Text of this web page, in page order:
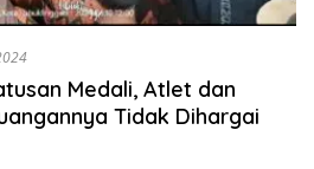
Medali, Atlet dan
Tidak Dihargai